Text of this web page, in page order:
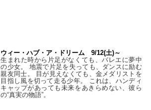
ウィー・ハブ・ア・ドリーム 9/12(土)～
生まれた時から片足がなくても、バレエに夢中
の少女。 地震で片足を失っても、ダンスに励む
親友同士。 目が見えなくても、金メダリストを
目指し風を切って走る少年。 これは、ハンディ
キャップがあっても未来をあきらめない、彼ら
の“真実の物語”。